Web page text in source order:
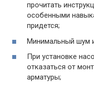
прочитать
особенными
придется;
Минимальный шум
При установке
отказаться от
арматуры;